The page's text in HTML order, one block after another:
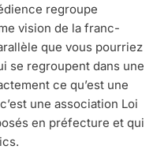
regroupe
vision de la franc-
que vous pourriez
se regroupent dans une
ce qu’est une
une association Loi
en préfecture et qui